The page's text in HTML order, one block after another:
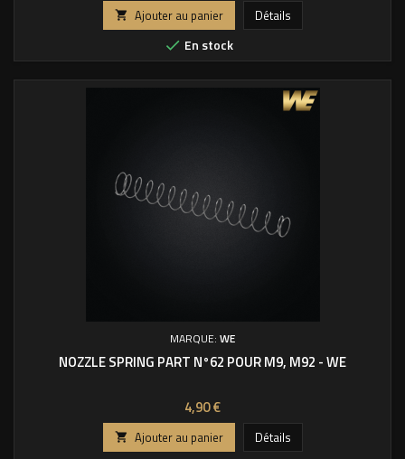
 Ajouter au panier
Détails
 En stock
MARQUE: WE
NOZZLE SPRING PART N°62 POUR M9, M92 - WE
Prix
4,90 €
 Ajouter au panier
Détails